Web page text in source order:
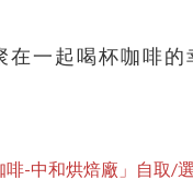
一起喝杯咖啡的
-中和烘焙廠」自取/選